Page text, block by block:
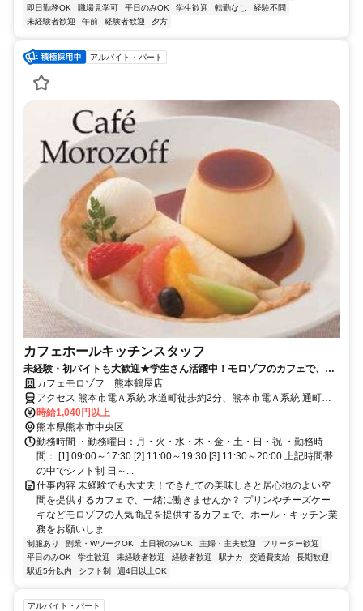
即日勤務OK
職場見学可 平日のみOK 学生歓迎 転勤なし
経験不問
未経験者歓迎
午前 経験者歓迎 夕方
アルバイト・パート
カフェホールキッチンスタッフ
未経験・初バイトも大歓迎★学生さん活躍中！モロゾフのカフェで、ホ
ール・キッチンどちらもできる方募集！
カフェモロゾフ 熊本鶴屋店
アクセス 熊本市電Ａ系統 水道町徒歩約2分、熊本市電Ａ系統 通町筋
徒歩約3分、熊本市電Ａ系統 熊本城・市役所前徒歩約5分
時給1,040円以上
熊本県熊本市中央区
勤務時間 ・勤務曜日：月・火・水・木・金・土・日・祝 ・勤務時
間： [1] 09:00～17:30 [2] 11:00～19:30 [3] 11:30～20:00 上記時間帯
の中でシフト制 日～...
仕事内容 未経験でも大丈夫！できたての美味しさと居心地のよい空
間を提供するカフェで、一緒に働きませんか？ プリンやチーズケー
キなどモロゾフの人気商品を提供するカフェで、ホール・キッチン業
務をお願いしま...
制服あり 副業・WワークOK 土日祝のみOK 主婦・主夫歓迎
フリーター歓迎
平日のみOK
学生歓迎 未経験者歓迎 経験者歓迎 駅ナカ 交通費支給
長期歓迎
駅近5分以内
シフト制 週4日以上OK
アルバイト・パート